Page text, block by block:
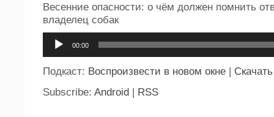
Весенние опасности: о чём должен помнить
владелец собак
00:00
Подкаст: Воспроизвести в новом окне | Скачать
Subscribe: Android | RSS